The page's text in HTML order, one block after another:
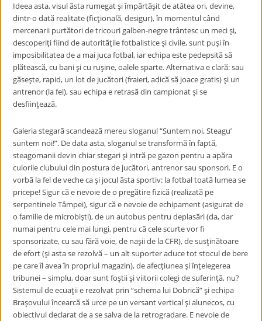
Ideea asta, visul ӑsta rumegat şi împӑrtӑşit de atâtea ori, devine,
dintr-o datӑ realitate (ficţionalӑ, desigur), în momentul când
mercenarii purtӑtori de tricouri galben-negre trântesc un meci şi,
descoperiţi fiind de autoritӑţile fotbalistice şi civile, sunt puşi în
imposibilitatea de a mai juca fotbal, iar echipa este pedepsitӑ sӑ
plӑteascӑ, cu bani şi cu ruşine, oalele sparte. Alternativa e clarӑ: sau
gӑseşte, rapid, un lot de jucӑtori (fraieri, adicӑ sӑ joace gratis) şi un
antrenor (la fel), sau echipa e retrasӑ din campionat şi se
desfiinţeazӑ.
Galeria stegarӑ scandeazӑ mereu sloganul “Suntem noi, Steagu’
suntem noi!”. De data asta, sloganul se transformӑ în faptӑ,
steagomanii devin chiar stegari şi intrӑ pe gazon pentru a apӑra
culorile clubului din postura de jucӑtori, antrenor sau sponsori. E o
vorbӑ la fel de veche ca şi jocul ӑsta sportiv: la fotbal toatӑ lumea se
pricepe! Sigur cӑ e nevoie de o pregӑtire fizicӑ (realizatӑ pe
serpentinele Tâmpei), sigur cӑ e nevoie de echipament (asigurat de
o familie de microbişti), de un autobus pentru deplasӑri (da, dar
numai pentru cele mai lungi, pentru cӑ cele scurte vor fi
sponsorizate, cu sau fӑrӑ voie, de naşii de la CFR), de susţinӑtoare
de efort (şi asta se rezolvӑ – un alt suporter aduce tot stocul de bere
pe care îl avea în propriul magazin), de afecţiunea şi înţelegerea
tribunei – simplu, doar sunt foştii şi viitorii colegi de suferinţӑ, nu?
Sistemul de ecuaţii e rezolvat prin “schema lui Dobricӑ” şi echipa
Braşovului încearcӑ sӑ urce pe un versant vertical şi alunecos, cu
obiectivul declarat de a se salva de la retrogradare. E nevoie de